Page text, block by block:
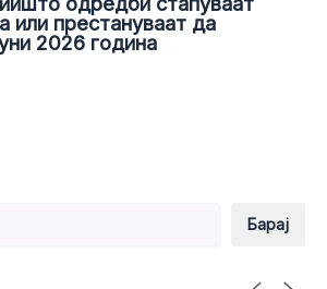
или престануваат да
2026 година
Барај